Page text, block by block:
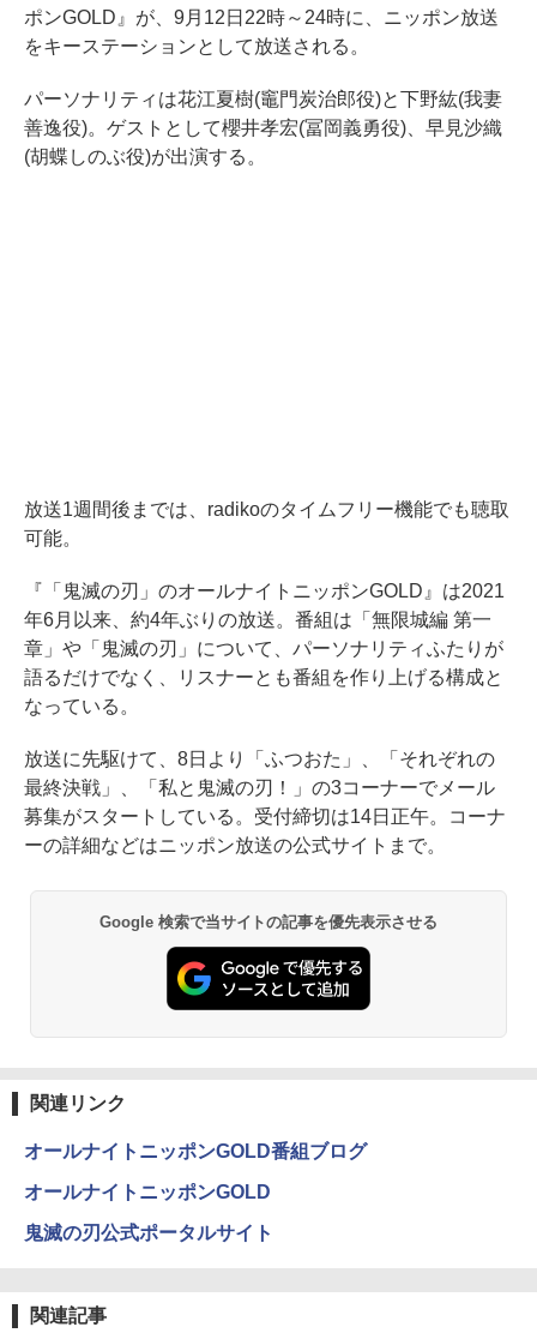
ポンGOLD』が、9月12日22時～24時に、ニッポン放送
をキーステーションとして放送される。
パーソナリティは花江夏樹(竈門炭治郎役)と下野紘(我妻
善逸役)。ゲストとして櫻井孝宏(冨岡義勇役)、早見沙織
(胡蝶しのぶ役)が出演する。
放送1週間後までは、radikoのタイムフリー機能でも聴取
可能。
『「鬼滅の刃」のオールナイトニッポンGOLD』は2021
年6月以来、約4年ぶりの放送。番組は「無限城編 第一
章」や「鬼滅の刃」について、パーソナリティふたりが
語るだけでなく、リスナーとも番組を作り上げる構成と
なっている。
放送に先駆けて、8日より「ふつおた」、「それぞれの
最終決戦」、「私と鬼滅の刃！」の3コーナーでメール
募集がスタートしている。受付締切は14日正午。コーナ
ーの詳細などはニッポン放送の公式サイトまで。
Google 検索で当サイトの記事を優先表示させる
関連リンク
オールナイトニッポンGOLD番組ブログ
オールナイトニッポンGOLD
鬼滅の刃公式ポータルサイト
関連記事